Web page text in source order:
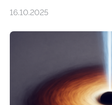
Größenordnung von
Quantenmotoren
Wissenschaftsjournal
die Herleitung. (DOI:
Verbrennungsmotoren
16.10.2025